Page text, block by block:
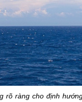
rõ ràng cho định